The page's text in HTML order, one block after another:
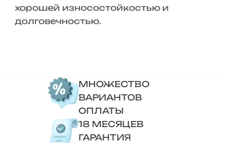
хорошей износостойкостью и
долговечностью.
МНОЖЕСТВО
ВАРИАНТОВ
ОПЛАТЫ
18 МЕСЯЦЕВ
ГАРАНТИЯ